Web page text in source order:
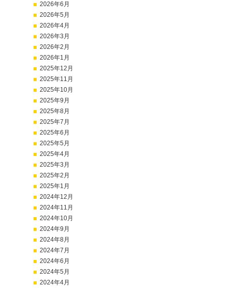
2026年6月
2026年5月
2026年4月
2026年3月
2026年2月
2026年1月
2025年12月
2025年11月
2025年10月
2025年9月
2025年8月
2025年7月
2025年6月
2025年5月
2025年4月
2025年3月
2025年2月
2025年1月
2024年12月
2024年11月
2024年10月
2024年9月
2024年8月
2024年7月
2024年6月
2024年5月
2024年4月